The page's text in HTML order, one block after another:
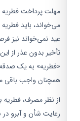
مهلت پرداخت فطریه
می‌خواند، باید فطریه را
عید نمی‌خواند نیز فرصت
تأخیر بدون عذر از این
«فطریه» به یک صدقه
همچنان واجب باقی
از نظر مصرف، فطریه
رعایت شأن و آبرو در